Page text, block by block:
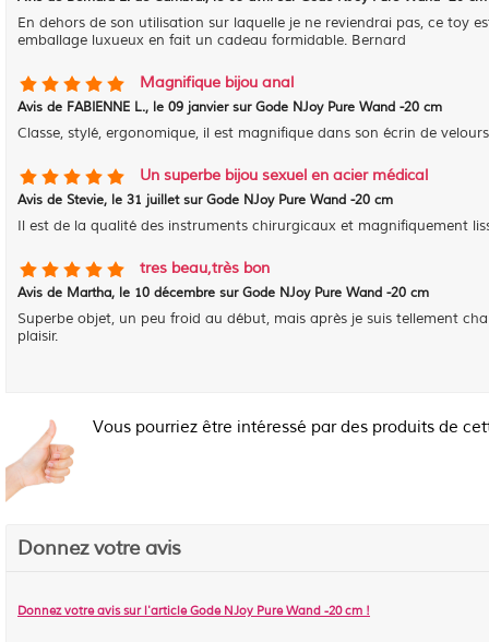
En dehors de son utilisation sur laquelle je ne reviendrai pas, ce toy
emballage luxueux en fait un cadeau formidable. Bernard
Magnifique bijou anal
Avis de FABIENNE L., le 09 janvier sur Gode NJoy Pure Wand -20 cm
Classe, stylé, ergonomique, il est magnifique dans son écrin de
Un superbe bijou sexuel en acier médical
Avis de Stevie, le 31 juillet sur Gode NJoy Pure Wand -20 cm
Il est de la qualité des instruments chirurgicaux et magnifiquement
tres beau,très bon
Avis de Martha, le 10 décembre sur Gode NJoy Pure Wand -20 cm
Superbe objet, un peu froid au début, mais après je suis tellement
plaisir.
Vous pourriez être intéressé par des produits de
Donnez votre avis
Donnez votre avis sur l'articleGode NJoy Pure Wand -20 cm !